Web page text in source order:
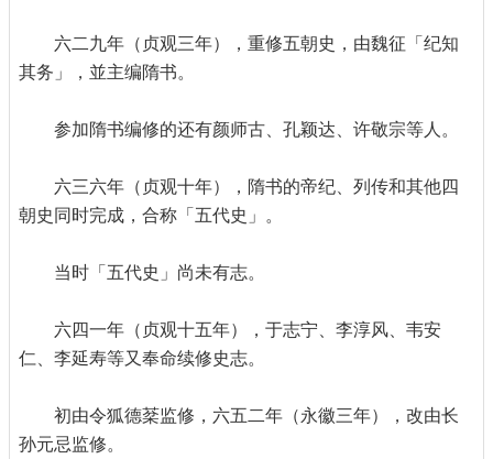
六二九年（贞观三年），重修五朝史，由魏征「纪知
其务」，並主编隋书。
参加隋书编修的还有颜师古、孔颖达、许敬宗等人。
六三六年（贞观十年），隋书的帝纪、列传和其他四
朝史同时完成，合称「五代史」。
当时「五代史」尚未有志。
六四一年（贞观十五年），于志宁、李淳风、韦安
仁、李延寿等又奉命续修史志。
初由令狐德棻监修，六五二年（永徽三年），改由长
孙元忌监修。